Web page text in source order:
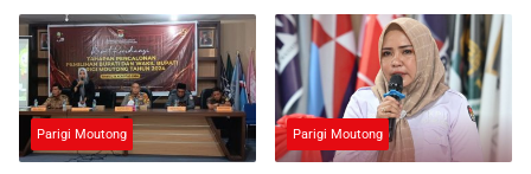
Parigi Moutong Parigi Moutong